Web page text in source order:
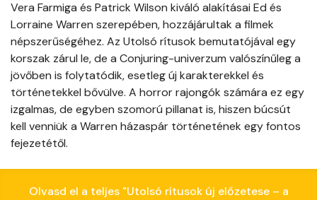
Vera Farmiga és Patrick Wilson kiváló alakításai Ed és
Lorraine Warren szerepében, hozzájárultak a filmek
népszerűségéhez. Az Utolsó rítusok bemutatójával egy
korszak zárul le, de a Conjuring-univerzum valószínűleg a
jövőben is folytatódik, esetleg új karakterekkel és
történetekkel bővülve. A horror rajongók számára ez egy
izgalmas, de egyben szomorú pillanat is, hiszen búcsút
kell venniük a Warren házaspár történetének egy fontos
fejezetétől.
Olvasd el a teljes "Utolsó rítusok új előzetese – a